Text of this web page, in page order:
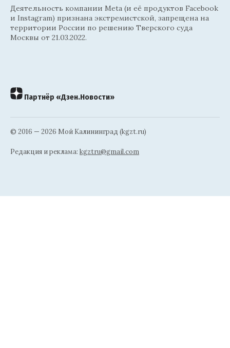
Деятельность компании Meta (и её продуктов Facebook
и Instagram) признана экстремистской, запрещена на
территории России по решению Тверского суда
Москвы от 21.03.2022.
Партнёр «Дзен.Новости»
© 2016 — 2026 Мой Калининград (kgzt.ru)
Редакция и реклама: kgztru@gmail.com